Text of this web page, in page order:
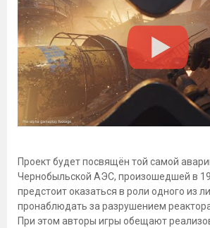
Проект будет посвящён той самой
Чернобыльской АЭС, произошедшей в
предстоит оказаться в роли одного из
пронаблюдать за разрушением
При этом авторы игры обещают